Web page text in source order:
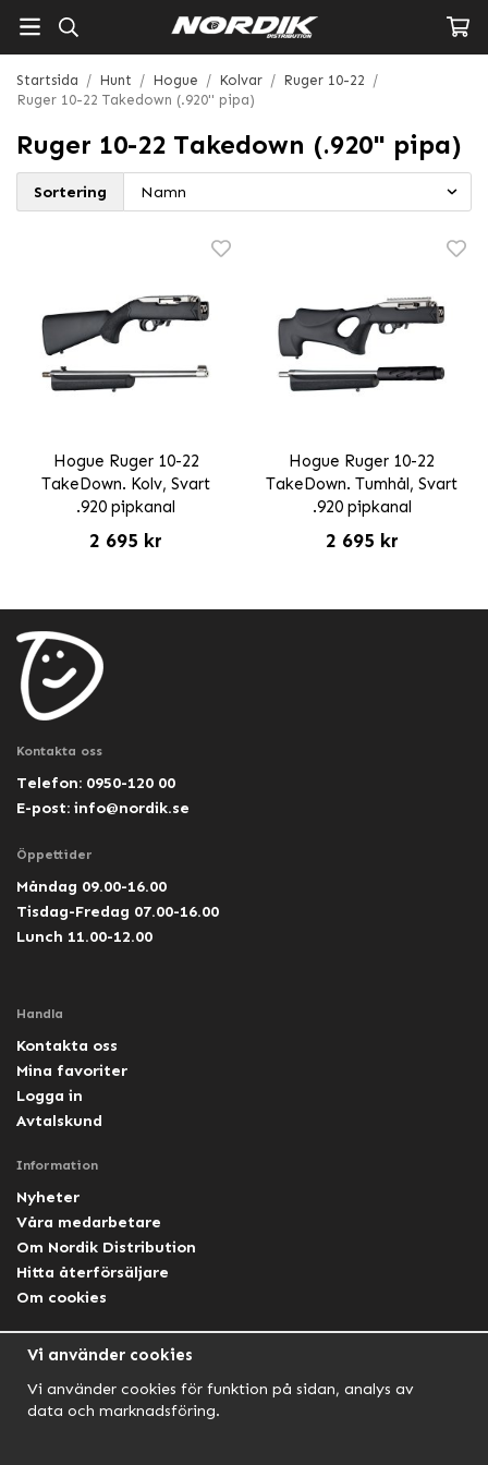
Startsida / Hunt / Hogue / Kolvar / Ruger 10-22 /
Ruger 10-22 Takedown (.920" pipa)
Ruger 10-22 Takedown (.920" pipa)
Sortering
Hogue Ruger 10-22
TakeDown. Kolv, Svart
.920 pipkanal
2 695 kr
Hogue Ruger 10-22
TakeDown. Tumhål, Svart
.920 pipkanal
2 695 kr
Kontakta oss
Telefon: 0950-120 00
E-post: info@nordik.se
Öppettider
Måndag 09.00-16.00
Tisdag-Fredag 07.00-16.00
Lunch 11.00-12.00
Handla
Kontakta oss
Mina favoriter
Logga in
Avtalskund
Information
Nyheter
Våra medarbetare
Om Nordik Distribution
Hitta återförsäljare
Om cookies
Facebook Lightforce Sweden
Vi använder cookies
Vi använder cookies för funktion på sidan, analys av
data och marknadsföring.